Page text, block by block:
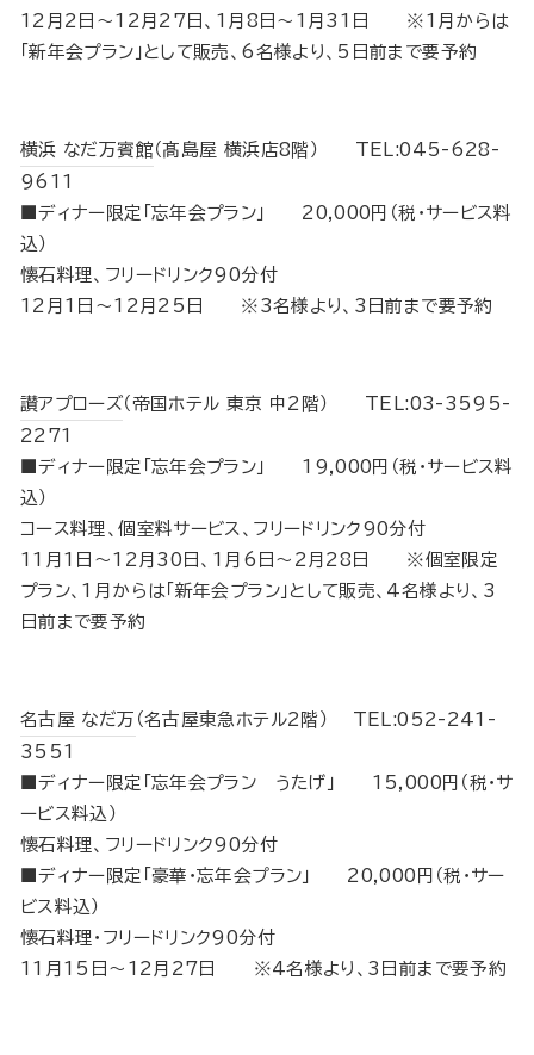
12月2日～12月27日、1月8日～1月31日 ※1月からは
「新年会プラン」として販売、6名様より、5日前まで要予約
横浜 なだ万賓館（髙島屋 横浜店8階） TEL:045-628-
9611
■ディナー限定「忘年会プラン」 20,000円（税･サービス料
込）
懐石料理、フリードリンク90分付
12月1日～12月25日 ※3名様より、3日前まで要予約
讃アプローズ（帝国ホテル 東京 中2階） TEL:03-3595-
2271
■ディナー限定「忘年会プラン」 19,000円（税･サービス料
込）
コース料理、個室料サービス、フリードリンク90分付
11月1日～12月30日、1月6日～2月28日 ※個室限定
プラン、1月からは「新年会プラン」として販売、4名様より、3
日前まで要予約
名古屋 なだ万 （名古屋東急ホテル2階） TEL:052-241-
3551
■ディナー限定「忘年会プラン うたげ」 15,000円（税･サ
ービス料込）
懐石料理、フリードリンク90分付
■ディナー限定「豪華・忘年会プラン」 20,000円（税･サー
ビス料込）
懐石料理･フリードリンク90分付
11月15日～12月27日 ※4名様より、3日前まで要予約